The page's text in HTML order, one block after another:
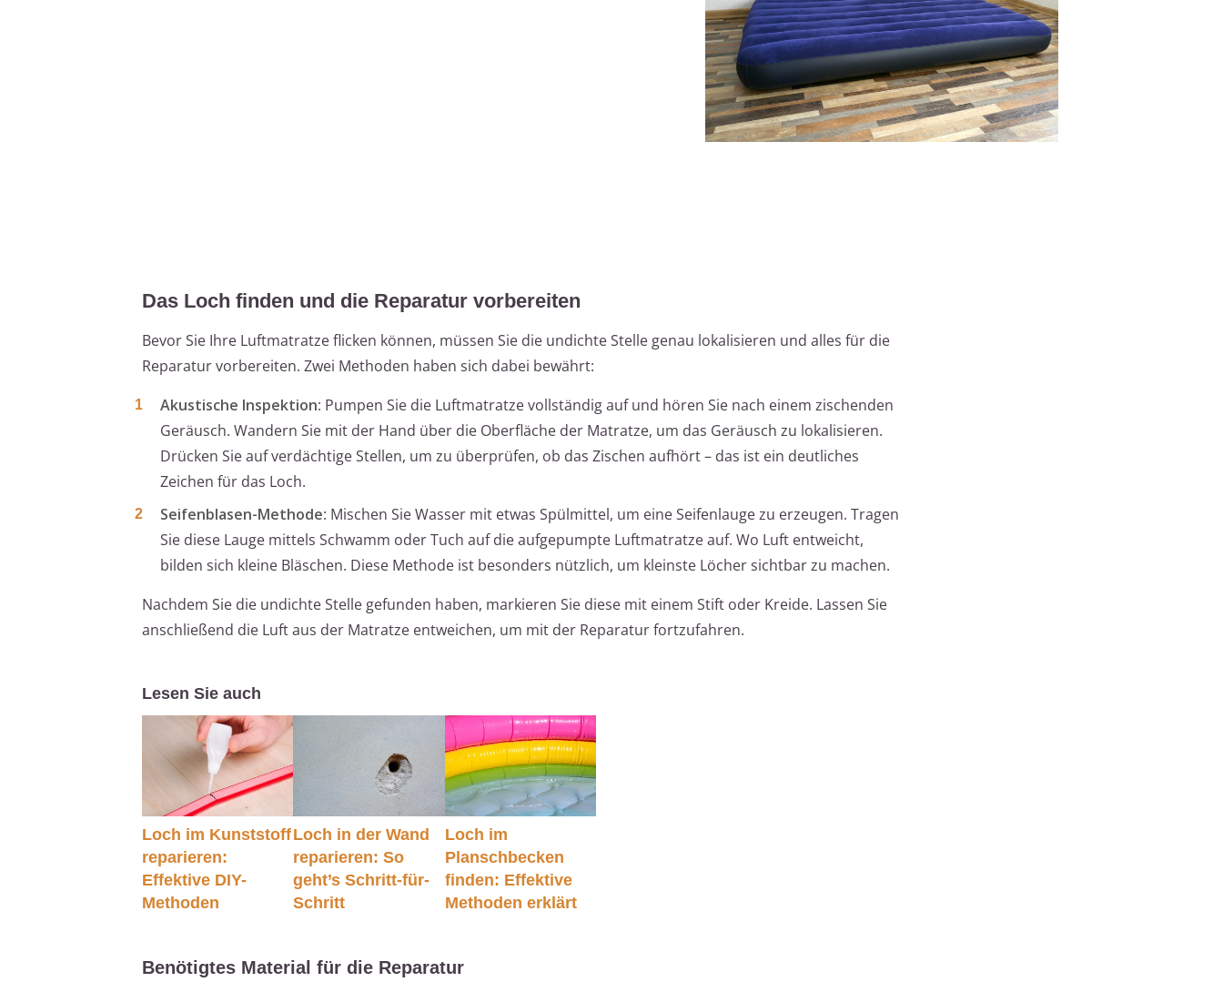
Das Loch finden und die Reparatur vorbereiten
Bevor Sie Ihre Luftmatratze flicken können, müssen Sie die undichte Stelle genau lokalisieren und alles für die
Reparatur vorbereiten. Zwei Methoden haben sich dabei bewährt:
Akustische Inspektion: Pumpen Sie die Luftmatratze vollständig auf und hören Sie nach einem zischenden
Geräusch. Wandern Sie mit der Hand über die Oberfläche der Matratze, um das Geräusch zu lokalisieren.
Drücken Sie auf verdächtige Stellen, um zu überprüfen, ob das Zischen aufhört – das ist ein deutliches
Zeichen für das Loch.
Seifenblasen-Methode: Mischen Sie Wasser mit etwas Spülmittel, um eine Seifenlauge zu erzeugen. Tragen
Sie diese Lauge mittels Schwamm oder Tuch auf die aufgepumpte Luftmatratze auf. Wo Luft entweicht,
bilden sich kleine Bläschen. Diese Methode ist besonders nützlich, um kleinste Löcher sichtbar zu machen.
Nachdem Sie die undichte Stelle gefunden haben, markieren Sie diese mit einem Stift oder Kreide. Lassen Sie
anschließend die Luft aus der Matratze entweichen, um mit der Reparatur fortzufahren.
Lesen Sie auch
Loch im Kunststoff
reparieren:
Effektive DIY-
Methoden
Loch in der Wand
reparieren: So
geht’s Schritt-für-
Schritt
Loch im
Planschbecken
finden: Effektive
Methoden erklärt
Benötigtes Material für die Reparatur